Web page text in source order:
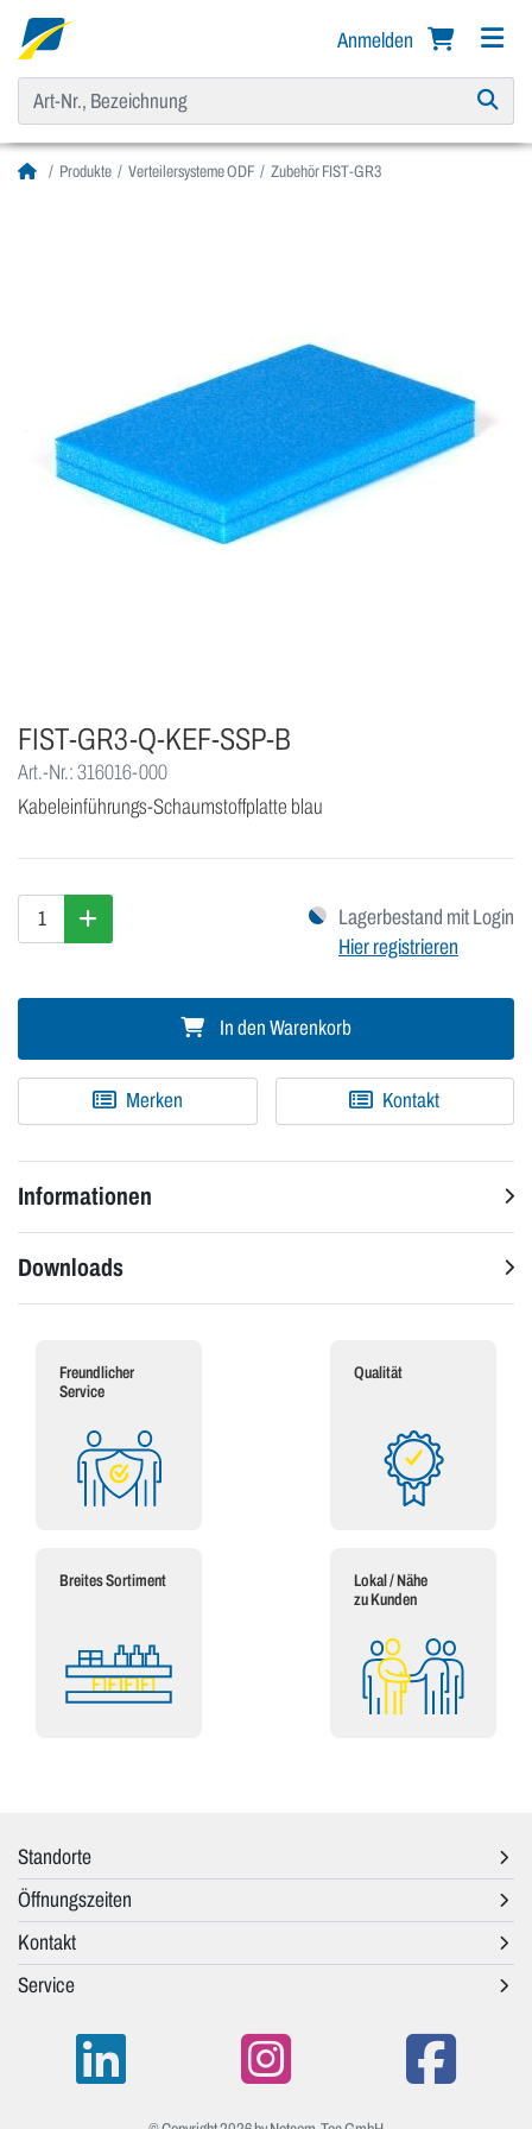
Anmelden
Produkte Verteilersysteme ODF Zubehör FIST-GR3
FIST-GR3-Q-KEF-SSP-B
Art.-Nr.: 316016-000
Kabeleinführungs-Schaumstoffplatte blau
Lagerbestand mit Login
Hier registrieren
In den Warenkorb
Merken Kontakt
Informationen
Downloads
Freundlicher
Service
Qualität
Breites Sortiment
Lokal / Nähe
zu Kunden
Standorte
Öffnungszeiten
Kontakt
Service